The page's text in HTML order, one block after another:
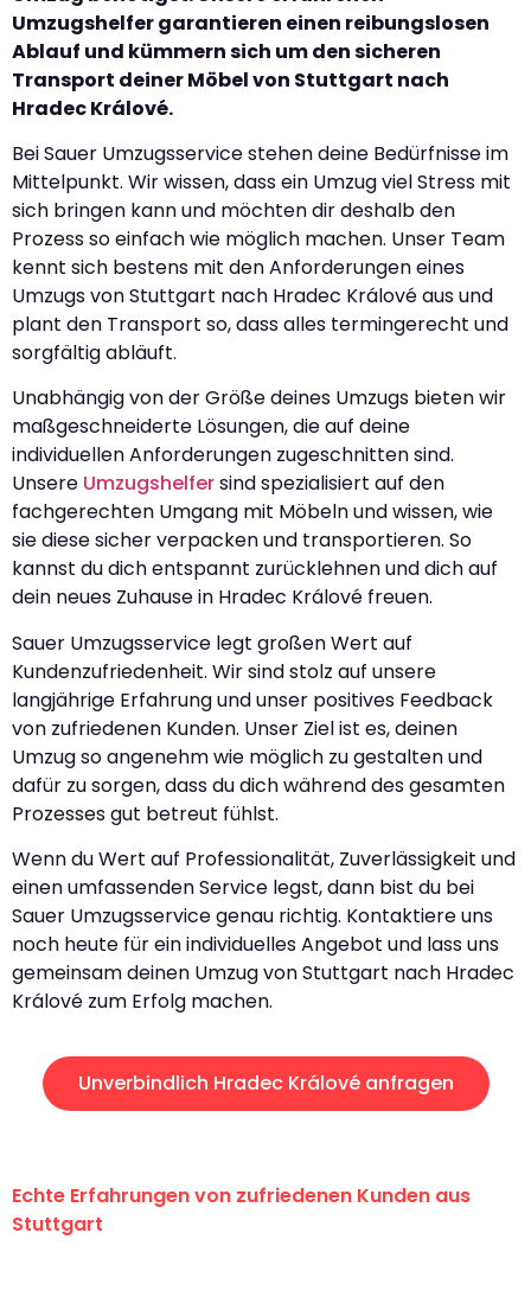
Umzugshelfer garantieren einen reibungslosen
Ablauf und kümmern sich um den sicheren
Transport deiner Möbel von Stuttgart nach
Hradec Králové.
Bei Sauer Umzugsservice stehen deine Bedürfnisse im
Mittelpunkt. Wir wissen, dass ein Umzug viel Stress mit
sich bringen kann und möchten dir deshalb den
Prozess so einfach wie möglich machen. Unser Team
kennt sich bestens mit den Anforderungen eines
Umzugs von Stuttgart nach Hradec Králové aus und
plant den Transport so, dass alles termingerecht und
sorgfältig abläuft.
Unabhängig von der Größe deines Umzugs bieten wir
maßgeschneiderte Lösungen, die auf deine
individuellen Anforderungen zugeschnitten sind.
Unsere Umzugshelfersind spezialisiert auf den
fachgerechten Umgang mit Möbeln und wissen, wie
sie diese sicher verpacken und transportieren. So
kannst du dich entspannt zurücklehnen und dich auf
dein neues Zuhause in Hradec Králové freuen.
Sauer Umzugsservice legt großen Wert auf
Kundenzufriedenheit. Wir sind stolz auf unsere
langjährige Erfahrung und unser positives Feedback
von zufriedenen Kunden. Unser Ziel ist es, deinen
Umzug so angenehm wie möglich zu gestalten und
dafür zu sorgen, dass du dich während des gesamten
Prozesses gut betreut fühlst.
Wenn du Wert auf Professionalität, Zuverlässigkeit und
einen umfassenden Service legst, dann bist du bei
Sauer Umzugsservice genau richtig. Kontaktiere uns
noch heute für ein individuelles Angebot und lass uns
gemeinsam deinen Umzug von Stuttgart nach Hradec
Králové zum Erfolg machen.
Unverbindlich Hradec Králové anfragen
Echte Erfahrungen von zufriedenen Kunden aus
Stuttgart